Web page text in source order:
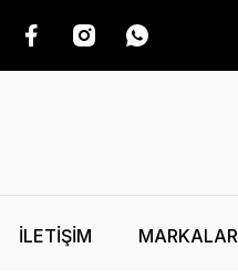
İLETİŞİM MARKALAR